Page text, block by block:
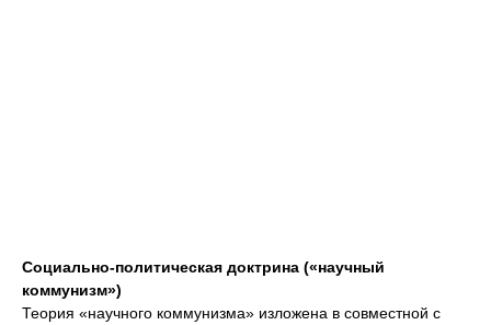
Социально-политическая доктрина («научный
коммунизм»)
Теория «научного коммунизма» изложена в совместной с